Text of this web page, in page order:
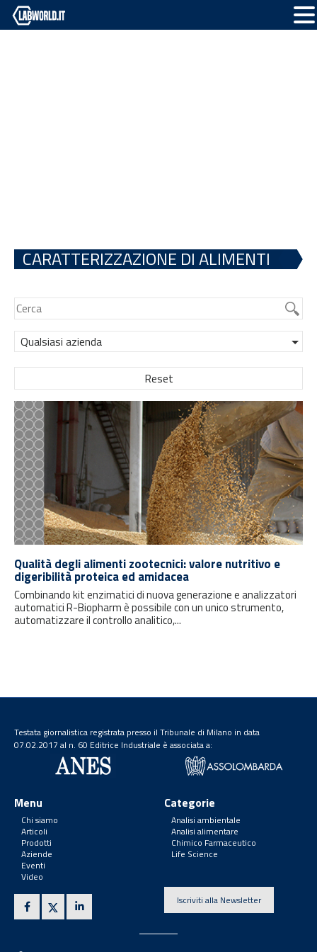
CARATTERIZZAZIONE DI ALIMENTI
ZOOTECNICI
Qualsiasi azienda
Reset
Qualità degli alimenti zootecnici: valore nutritivo e
digeribilità proteica ed amidacea
Combinando kit enzimatici di nuova generazione e analizzatori
automatici R-Biopharm è possibile con un unico strumento,
automatizzare il controllo analitico,...
Testata giornalistica registrata presso il Tribunale di Milano in data
07.02.2017 al n. 60 Editrice Industriale è associata a:
Menu
Chi siamo
Articoli
Prodotti
Aziende
Eventi
Video
Categorie
Analisi ambientale
Analisi alimentare
Chimico Farmaceutico
Life Science
Iscriviti alla Newsletter